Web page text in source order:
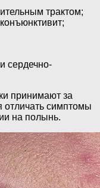
трактом;
сердечно-
принимают за
симптомы
на полынь.